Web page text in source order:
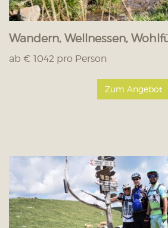
Wandern, Wellnessen,
ab € 1042 pro Person
Zum Angebot